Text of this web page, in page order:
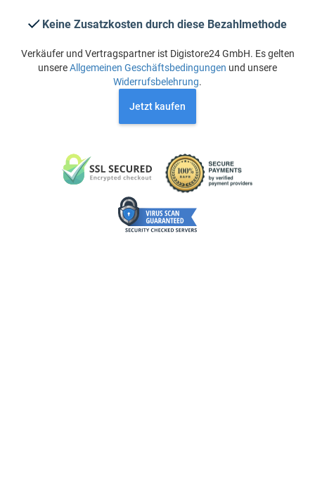
Keine Zusatzkosten durch diese Bezahlmethode
Verkäufer und Vertragspartner ist Digistore24 GmbH. Es gelten
unsereAllgemeinen Geschäftsbedingungen und unsere
Widerrufsbelehrung.
Jetzt kaufen